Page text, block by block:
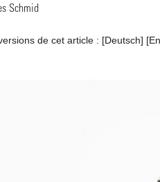
Schmid
de cet article : [Deutsch] [